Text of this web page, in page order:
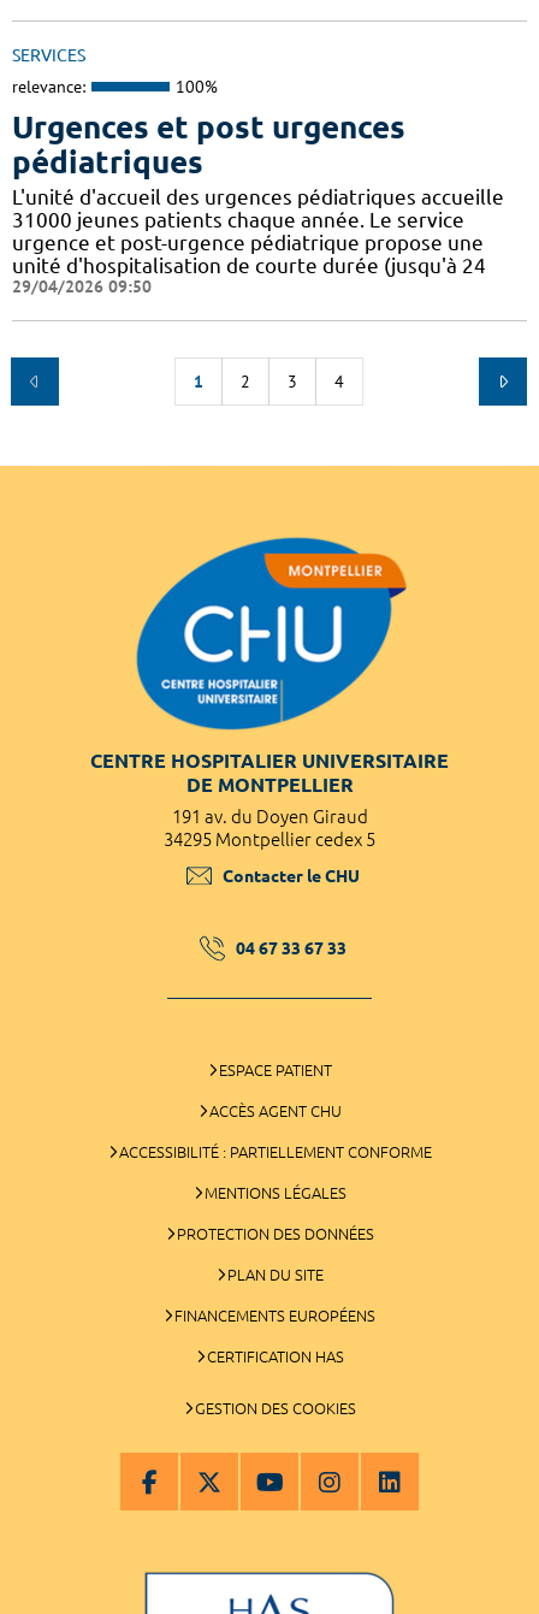
SERVICES
relevance: 100%
Urgences et post urgences
pédiatriques
L'unité d'accueil des urgences pédiatriques accueille
31000 jeunes patients chaque année. Le service
urgence et post-urgence pédiatrique propose une
unité d'hospitalisation de courte durée (jusqu'à 24
29/04/2026 09:50
1 2 3 4
CENTRE HOSPITALIER UNIVERSITAIRE
DE MONTPELLIER
191 av. du Doyen Giraud
34295 Montpellier cedex 5
Contacter le CHU
04 67 33 67 33
ESPACE PATIENT
ACCÈS AGENT CHU
ACCESSIBILITÉ : PARTIELLEMENT CONFORME
MENTIONS LÉGALES
PROTECTION DES DONNÉES
PLAN DU SITE
FINANCEMENTS EUROPÉENS
CERTIFICATION HAS
GESTION DES COOKIES